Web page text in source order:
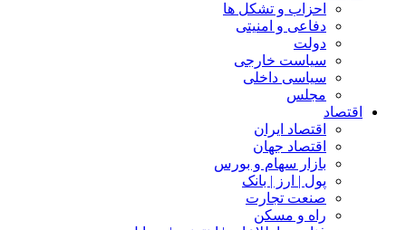
احزاب و تشکل ها
دفاعی و امنیتی
دولت
سیاست خارجی
سیاسی داخلی
مجلس
اقتصاد
اقتصاد ایران
اقتصاد جهان
بازار سهام و بورس
پول | ارز | بانک
صنعت تجارت
راه و مسکن